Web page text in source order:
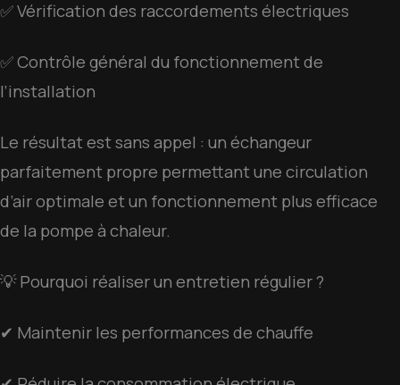
✅ Vérification des raccordements électriques
✅ Contrôle général du fonctionnement de
l’installation
Le résultat est sans appel : un échangeur
parfaitement propre permettant une circulation
d’air optimale et un fonctionnement plus efficace
de la pompe à chaleur.
💡 Pourquoi réaliser un entretien régulier ?
✔ Maintenir les performances de chauffe